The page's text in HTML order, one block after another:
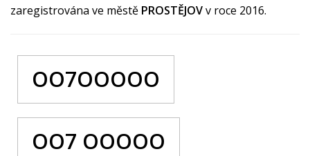
zaregistrována ve městě PROSTĚJOVv roce 2016.
OO7OOOOO
OO7 OOOOO